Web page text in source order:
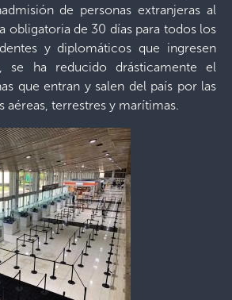
de personas extranjeras al
obligatoria de 30 días para todos los
y diplomáticos que ingresen
se ha reducido drásticamente el
que entran y salen del país por las
aéreas, terrestres y marítimas.